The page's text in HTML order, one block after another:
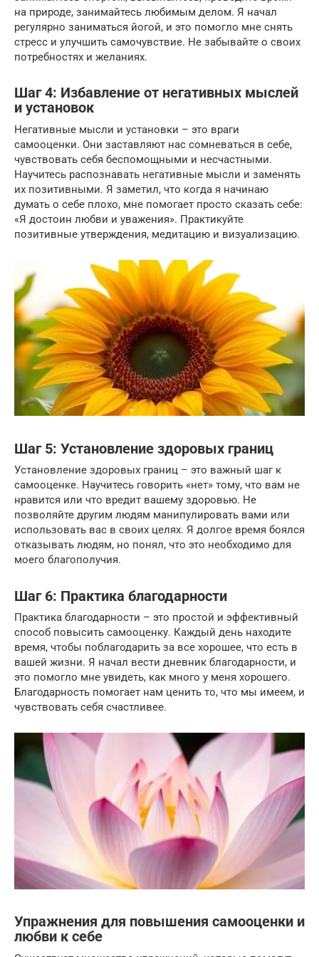
на природе, занимайтесь любимым делом. Я начал
регулярно заниматься йогой, и это помогло мне снять
стресс и улучшить самочувствие. Не забывайте о своих
потребностях и желаниях.
Шаг 4: Избавление от негативных мыслей
и установок
Негативные мысли и установки – это враги
самооценки. Они заставляют нас сомневаться в себе,
чувствовать себя беспомощными и несчастными.
Научитесь распознавать негативные мысли и заменять
их позитивными. Я заметил, что когда я начинаю
думать о себе плохо, мне помогает просто сказать себе:
«Я достоин любви и уважения». Практикуйте
позитивные утверждения, медитацию и визуализацию.
Шаг 5: Установление здоровых границ
Установление здоровых границ – это важный шаг к
самооценке. Научитесь говорить «нет» тому, что вам не
нравится или что вредит вашему здоровью. Не
позволяйте другим людям манипулировать вами или
использовать вас в своих целях. Я долгое время боялся
отказывать людям, но понял, что это необходимо для
моего благополучия.
Шаг 6: Практика благодарности
Практика благодарности – это простой и эффективный
способ повысить самооценку. Каждый день находите
время, чтобы поблагодарить за все хорошее, что есть в
вашей жизни. Я начал вести дневник благодарности, и
это помогло мне увидеть, как много у меня хорошего.
Благодарность помогает нам ценить то, что мы имеем, и
чувствовать себя счастливее.
Упражнения для повышения самооценки и
любви к себе